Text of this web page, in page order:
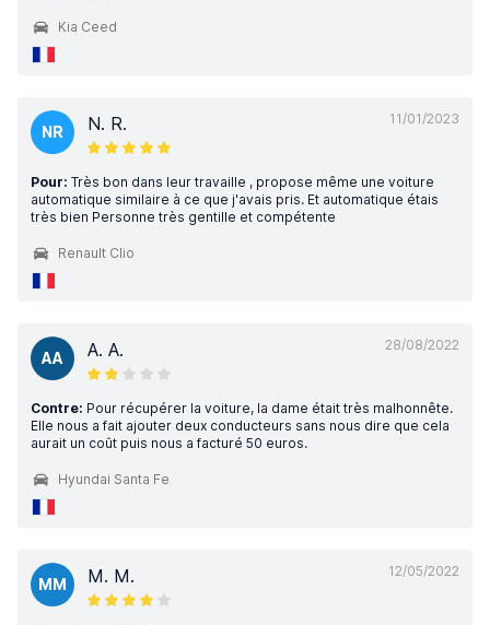
Kia Ceed
11/01/2023
NR N. R.
Pour: Très bon dans leur travaille , propose même une voiture
automatique similaire à ce que j'avais pris. Et automatique étais
très bien Personne très gentille et compétente
Renault Clio
28/08/2022
AA A. A.
Contre: Pour récupérer la voiture, la dame était très malhonnête.
Elle nous a fait ajouter deux conducteurs sans nous dire que cela
aurait un coût puis nous a facturé 50 euros.
Hyundai Santa Fe
12/05/2022
MM M. M.